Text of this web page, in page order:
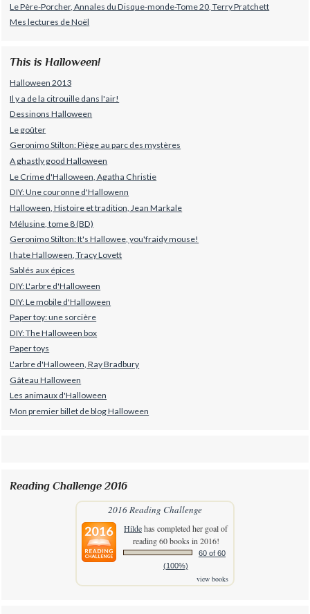
Le Père-Porcher, Annales du Disque-monde-Tome 20, Terry Pratchett
Mes lectures de Noël
This is Halloween!
Halloween 2013
Il y a de la citrouille dans l'air!
Dessinons Halloween
Le goûter
Geronimo Stilton: Piège au parc des mystères
A ghastly good Halloween
Le Crime d'Halloween, Agatha Christie
DIY: Une couronne d'Hallowenn
Halloween, Histoire et tradition, Jean Markale
Mélusine, tome 8 (BD)
Geronimo Stilton: It's Hallowee, you'fraidy mouse!
I hate Halloween, Tracy Lovett
Sablés aux épices
DIY: L'arbre d'Halloween
DIY: Le mobile d'Halloween
Paper toy: une sorcière
DIY: The Halloween box
Paper toys
L'arbre d'Halloween, Ray Bradbury
Gâteau Halloween
Les animaux d'Halloween
Mon premier billet de blog Halloween
Reading Challenge 2016
2016 Reading Challenge
Hildehas completed her goal of
reading 60 books in 2016!
60 of 60
(100%)
view books